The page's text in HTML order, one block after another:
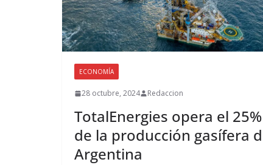
ECONOMÍA
28 octubre, 2024 Redaccion
TotalEnergies opera el 25%
de la producción gasífera
Argentina